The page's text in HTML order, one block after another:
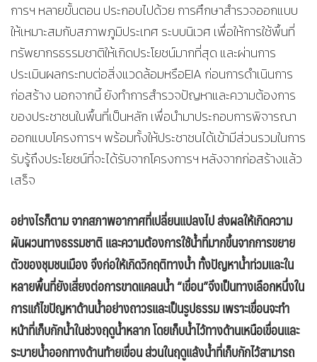
การฯ หลายขั้นตอน ประกอบไปด้วย การศึกษาสำรวจออกแบบ
ให้เหมาะสมกับสภาพภูมิประเทศ ระบบนิเวศ เพื่อให้การใช้พื้นที่
ทรัพยากรธรรมชาติให้เกิดประโยชน์มากที่สุด และผ่านการ
ประเมินผลกระทบต่อสิ่งแวดล้อมหรือEIA ก่อนการดำเนินการ
ก่อสร้าง นอกจากนี้ ยังทำการสำรวจปัญหาและความต้องการ
ของประชาชนในพื้นที่เป็นหลัก เพื่อนำมาประกอบการพิจารณา
ออกแบบโครงการฯ พร้อมทั้งให้ประชาชนได้เข้ามีส่วนรวมในการ
รับรู้ถึงประโยชน์ที่จะได้รับจากโครงการฯ หลังจากก่อสร้างแล้ว
เสร็จ
อย่างไรก็ตาม จากสภาพอากาศที่เปลี่ยนแปลงไป ส่งผลให้เกิดความ
ผันผวนทางธรรมชาติ และความต้องการใช้น้ำที่มากขึ้นจากการขยาย
ตัวของชุมชนเมือง จึงก่อให้เกิดวิกฤติทางน้ำ ทั้งปัญหาน้ำท่วมและใน
หลายพื้นที่ยังเสี่ยงต่อการขาดแคลนน้ำ “เขื่อน”จึงเป็นทางเลือกหนึ่งใน
การแก้ไขปัญหาด้านน้ำอย่างถาวรและเป็นรูปธรรม เพราะเขื่อนจะทำ
หน้าที่เก็บกักน้ำในช่วงฤดูน้ำหลาก โดยเก็บน้ำไว้ทางด้านเหนือเขื่อนและ
ระบายน้ำออกทางด้านท้ายเขื่อน ส่วนในฤดูแล้งน้ำที่เก็บกักไว้สามารถ